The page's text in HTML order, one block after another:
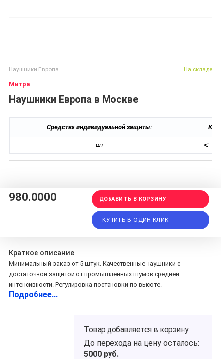
Наушники Европа
Митра
Наушники Европа в Москве
На складе
Средства индивидуальной защиты:
шт <
980.0000 ДОБАВИТЬ В КОРЗИНУ
КУПИТЬ В ОДИН КЛИК
Краткое описание
Минимальный заказ от 5 штук. Качественные наушники с
достаточной защитой от промышленных шумов средней
интенсивности. Регулировка постановки по высоте.
Подробнее...
Товар добавляется в корзину
До перехода на цену осталось:
5000 руб.